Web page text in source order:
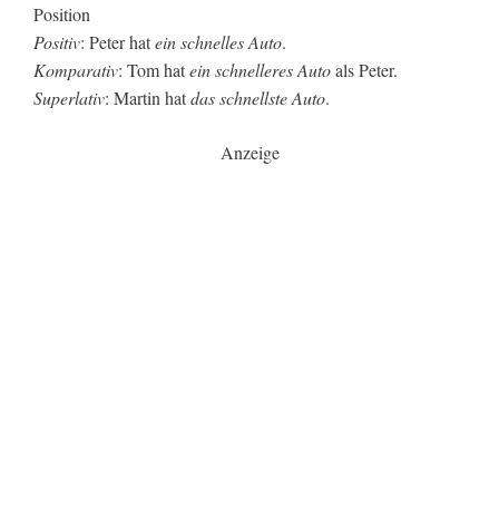
Position
Positiv: Peter hatein schnelles Auto.
Komparativ: Tom hatein schnelleres Autoals Peter.
Superlativ: Martin hatdas schnellste Auto.
Anzeige